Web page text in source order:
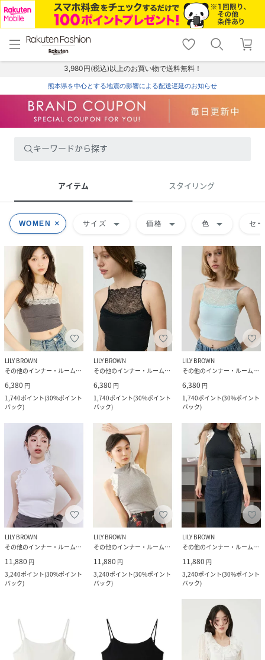
menu home
トップ
shopping_cart lock_outline
ログイン
3,980円(税込)以上のお買い物で送料無料！
熊本県を中心とする地震の影響による配送遅延のお知らせ
キーワードから探す
アイテム スタイリング
WOMEN サイズ arrow_drop_down 価格 arrow_drop_down 色 arrow_drop_down セ
LILY BROWN
その他のインナー・ルームウェア
6,380 円
1,740ポイント(30%ポイント
バック)
LILY BROWN
その他のインナー・ルームウェア
6,380 円
1,740ポイント(30%ポイント
バック)
LILY BROWN
その他のインナー・ルームウェア
6,380 円
1,740ポイント(30%ポイント
バック)
LILY BROWN
その他のインナー・ルームウェア
11,880 円
3,240ポイント(30%ポイント
バック)
LILY BROWN
その他のインナー・ルームウェア
11,880 円
3,240ポイント(30%ポイント
バック)
LILY BROWN
その他のインナー・ルームウェア
11,880 円
3,240ポイント(30%ポイント
バック)